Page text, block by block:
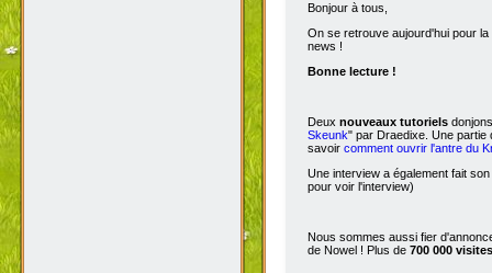
Bonjour à tous,
On se retrouve aujourd'hui pour
news !
Bonne lecture !
Deux nouveaux tutoriels
Skeunk" par Draedixe. Une partie
savoir comment ouvrir l'antre du
Une interview a également fait
pour voir l'interview)
Nous sommes aussi fier
de Nowel ! Plus de 700 000 visites